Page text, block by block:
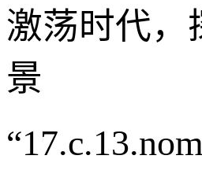
激荡时代，
景